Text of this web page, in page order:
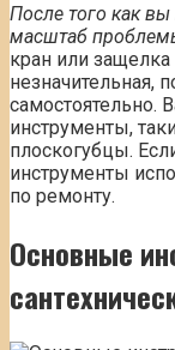
После того как
масштаб
кран или
незначительная,
самостоятельно.
инструменты,
плоскогубцы.
инструменты
по ремонту.
Основные